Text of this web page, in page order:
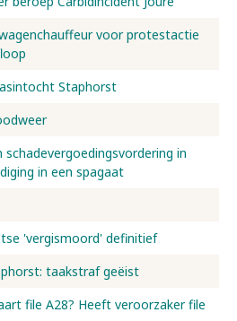
voor protestactie
Staphorst
schadevergoedingsvordering in
in een spagaat
'vergismoord' definitief
taakstraf geëist
file A28? Heeft veroorzaker file